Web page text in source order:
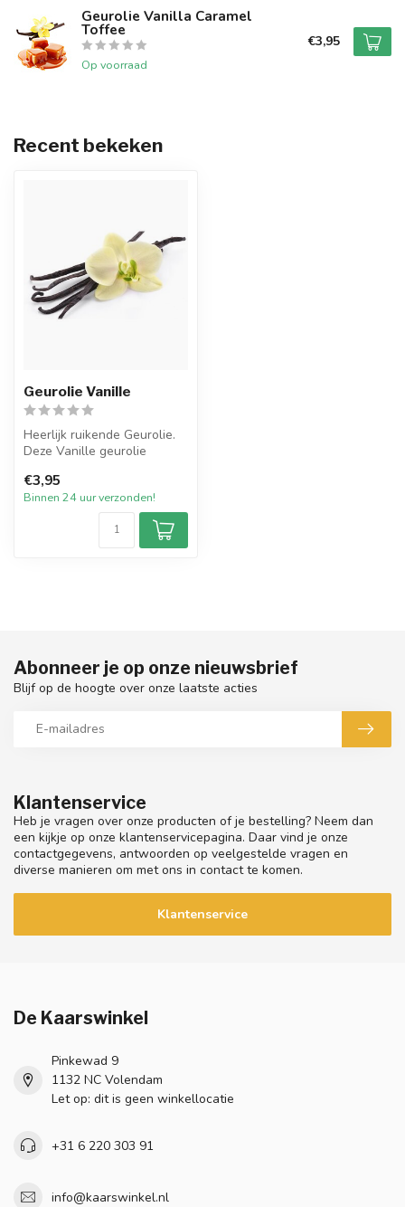
Geurolie Vanilla Caramel
Toffee
Op voorraad
€3,95
Recent bekeken
Geurolie Vanille
Heerlijk ruikende Geurolie.
Deze Vanille geurolie
H...
€3,95
Binnen 24 uur verzonden!
Klantenservice
Heb je vragen over onze producten of je bestelling? Neem dan
een kijkje op onze klantenservicepagina. Daar vind je onze
contactgegevens, antwoorden op veelgestelde vragen en
diverse manieren om met ons in contact te komen.
Klantenservice
Abonneer je op onze nieuwsbrief
Blijf op de hoogte over onze laatste acties
De Kaarswinkel
Pinkewad 9
1132 NC Volendam
Let op: dit is geen winkellocatie
+31 6 220 303 91
info@kaarswinkel.nl